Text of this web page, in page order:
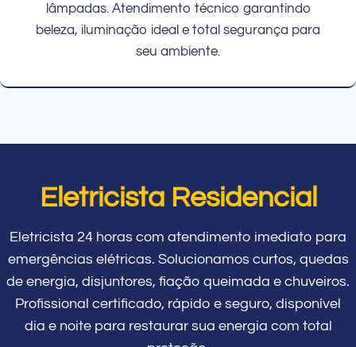
lâmpadas. Atendimento técnico garantindo
beleza, iluminação ideal e total segurança para
seu ambiente.
Eletricista Residencial
Eletricista 24 horas com atendimento imediato para
emergências elétricas. Solucionamos curtos, quedas
de energia, disjuntores, fiação queimada e chuveiros.
Profissional certificado, rápido e seguro, disponível
dia e noite para restaurar sua energia com total